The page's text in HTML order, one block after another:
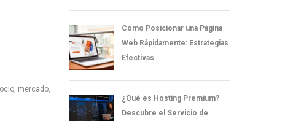
mercado,
Cómo Posicionar una Página
Web Rápidamente: Estrategias
Efectivas
¿Qué es Hosting Premium?
Descubre el Servicio de